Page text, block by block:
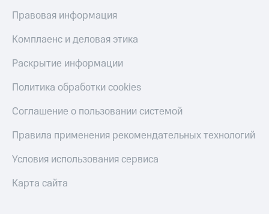
Правовая информация
Комплаенс и деловая этика
Раскрытие информации
Политика обработки cookies
Соглашение о пользовании системой
Правила применения рекомендательных технологий
Условия использования сервиса
Карта сайта